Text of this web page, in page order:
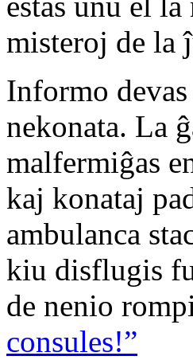
misteroj de la
Informo
nekonata. La
malfermiĝas
kaj konataj
ambulanca
kiu disflugis
de nenio
consules!”